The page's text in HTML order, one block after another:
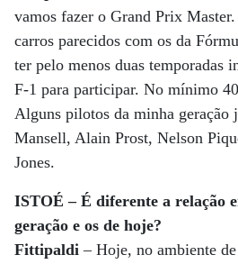
vamos fazer o Grand Prix
carros parecidos com os da
ter pelo menos duas temporadas
F-1 para participar. No mínimo
Alguns pilotos da minha geração
Mansell, Alain Prost, Nelson
Jones.
ISTOÉ – É diferente a relação
geração e os de hoje?
Fittipaldi – Hoje, no ambiente